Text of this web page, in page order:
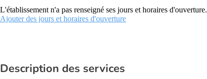
L'établissement n'a pas renseigné ses jours et horaires d'ouverture.
Ajouter des jours et horaires d'ouverture
Description des services